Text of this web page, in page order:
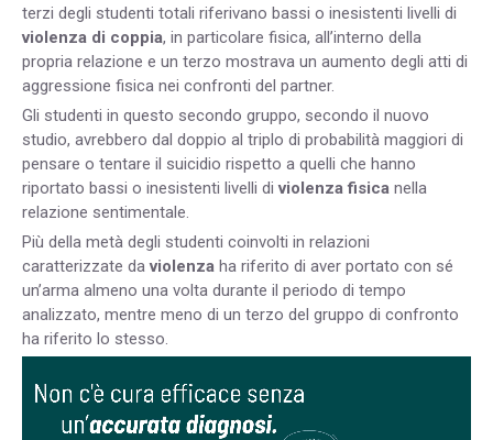
terzi degli studenti totali riferivano bassi o inesistenti livelli di
violenza di coppia, in particolare fisica, all’interno della
propria relazione e un terzo mostrava un aumento degli atti di
aggressione fisica nei confronti del partner.
Gli studenti in questo secondo gruppo, secondo il nuovo
studio, avrebbero dal doppio al triplo di probabilità maggiori di
pensare o tentare il suicidio rispetto a quelli che hanno
riportato bassi o inesistenti livelli diviolenza fisica nella
relazione sentimentale.
Più della metà degli studenti coinvolti in relazioni
caratterizzate daviolenza ha riferito di aver portato con sé
un’arma almeno una volta durante il periodo di tempo
analizzato, mentre meno di un terzo del gruppo di confronto
ha riferito lo stesso.